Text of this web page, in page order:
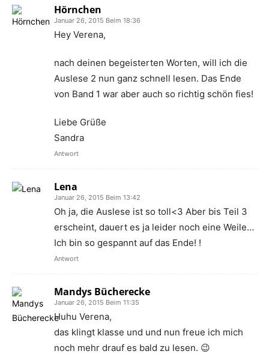
Hörnchen
Januar 26, 2015 Beim 18:36
Hey Verena,
nach deinen begeisterten Worten, will ich die
Auslese 2 nun ganz schnell lesen. Das Ende
von Band 1 war aber auch so richtig schön fies!
Liebe Grüße
Sandra
Antwort
Lena
Januar 26, 2015 Beim 13:42
Oh ja, die Auslese ist so toll<3 Aber bis Teil 3
erscheint, dauert es ja leider noch eine Weile…
Ich bin so gespannt auf das Ende! !
Antwort
Mandys Bücherecke
Januar 26, 2015 Beim 11:35
Huhu Verena,
das klingt klasse und und nun freue ich mich
noch mehr drauf es bald zu lesen. 😉